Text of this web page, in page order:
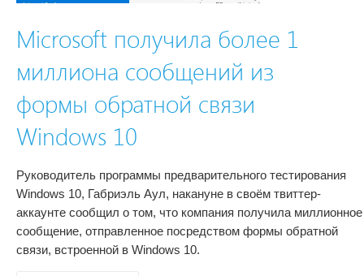
Microsoft получила более 1
миллиона сообщений из
формы обратной связи
Windows 10
Руководитель программы предварительного тестирования
Windows 10, Габриэль Аул, накануне в своём твиттер-
аккаунте сообщил о том, что компания получила миллионное
сообщение, отправленное посредством формы обратной
связи, встроенной в Windows 10.